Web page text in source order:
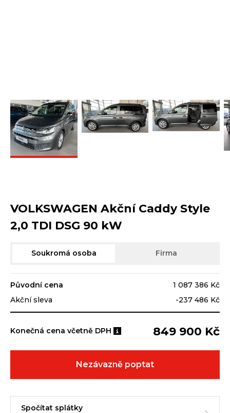
VOLKSWAGEN Akční Caddy Style
2,0 TDI DSG 90 kW
Soukromá osoba Firma
Původní cena
1 087 386 Kč
Akční sleva
-237 486 Kč
Konečná cena včetně DPH 849 900 Kč
Nezávazně poptat
Spočítat splátky